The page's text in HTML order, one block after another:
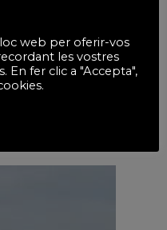
positiu
es
àrea del litoral
del
Fes-te Soci
Possible
infracció?
Enllaços d’interés
web per oferir-vos
les vostres
En fer clic a "Accepta",